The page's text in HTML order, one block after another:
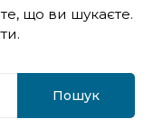
що ви шукаєте.
Пошук